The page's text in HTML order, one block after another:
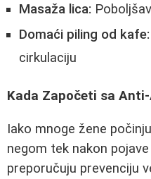
Masaža lica:
Domaći piling od kafe:
cirkulaciju
Kada Započeti sa
Iako mnoge žene
negom tek nakon
preporučuju prevenciju